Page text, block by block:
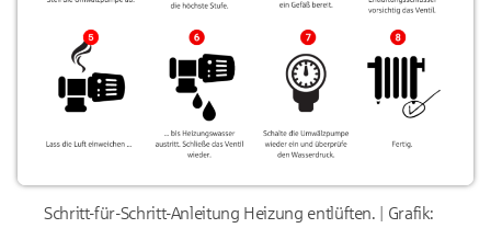
Schritt-für-Schritt-Anleitung Heizung entlüften. | Grafik: